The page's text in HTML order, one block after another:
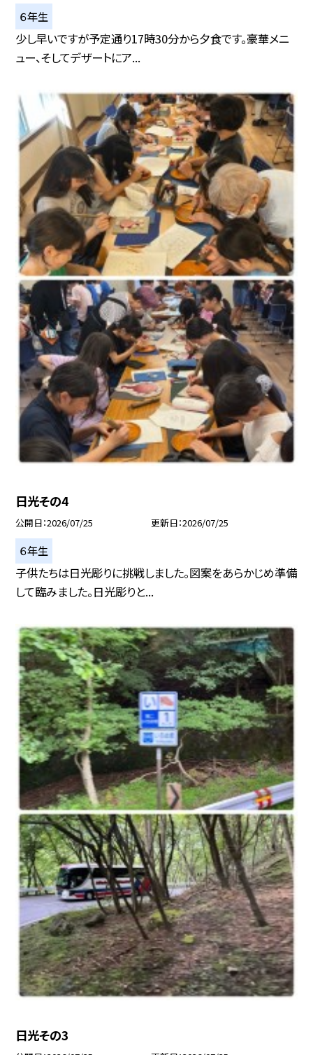
６年生
少し早いですが予定通り17時30分から夕食です。豪華メニ
ュー、そしてデザートにア...
日光その4
公開日 2026/07/25 更新日 2026/07/25
６年生
子供たちは日光彫りに挑戦しました。図案をあらかじめ準備
して臨みました。日光彫りと...
日光その3